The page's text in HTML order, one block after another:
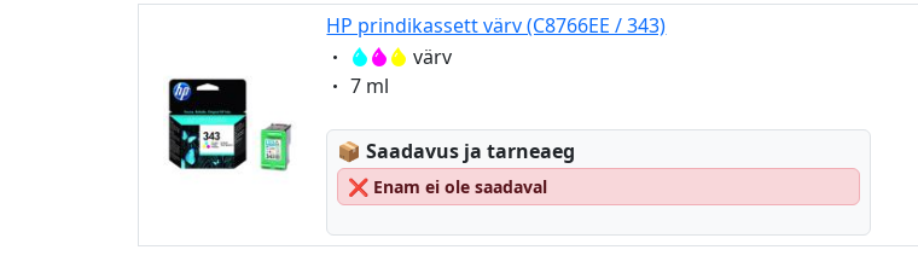
HP prindikassett värv (C8766EE / 343)
Eigenschaft:
värv
Eigenschaft:
7 ml
📦Lagerstatus:
Saadavus ja tarneaeg
❌ Enam ei ole saadaval